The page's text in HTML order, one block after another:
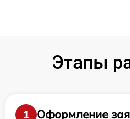
Этапы
1 Оформление